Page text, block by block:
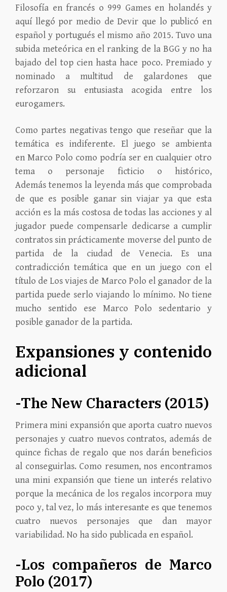
Filosofía en francés o 999 Games en holandés y
aquí llegó por medio de Devir que lo publicó en
español y portugués el mismo año 2015. Tuvo una
subida meteórica en el ranking de la BGG y no ha
bajado del top cien hasta hace poco. Premiado y
nominado a multitud de galardones que
reforzaron su entusiasta acogida entre los
eurogamers.
Como partes negativas tengo que reseñar que la
temática es indiferente. El juego se ambienta
en Marco Polo como podría ser en cualquier otro
tema o personaje ficticio o histórico,
Además tenemos la leyenda más que comprobada
de que es posible ganar sin viajar ya que esta
acción es la más costosa de todas las acciones y al
jugador puede compensarle dedicarse a cumplir
contratos sin prácticamente moverse del punto de
partida de la ciudad de Venecia. Es una
contradicción temática que en un juego con el
título de Los viajes de Marco Polo el ganador de la
partida puede serloviajando lo mínimo. No tiene
mucho sentido ese Marco Polo sedentario y
posible ganador de la partida.
Expansiones y contenido
adicional
-The New Characters (2015)
Primera mini expansión que aporta cuatro nuevos
personajes y cuatro nuevos contratos, además de
quince fichas de regalo que nos darán beneficios
al conseguirlas. Como resumen, nos encontramos
una mini expansión que tiene un interés relativo
porque la mecánica de los regalos incorpora muy
poco y, tal vez, lo más interesante es que tenemos
cuatro nuevos personajes que dan mayor
variabilidad. No ha sido publicada en español.
-Los compañeros de Marco
Polo (2017)